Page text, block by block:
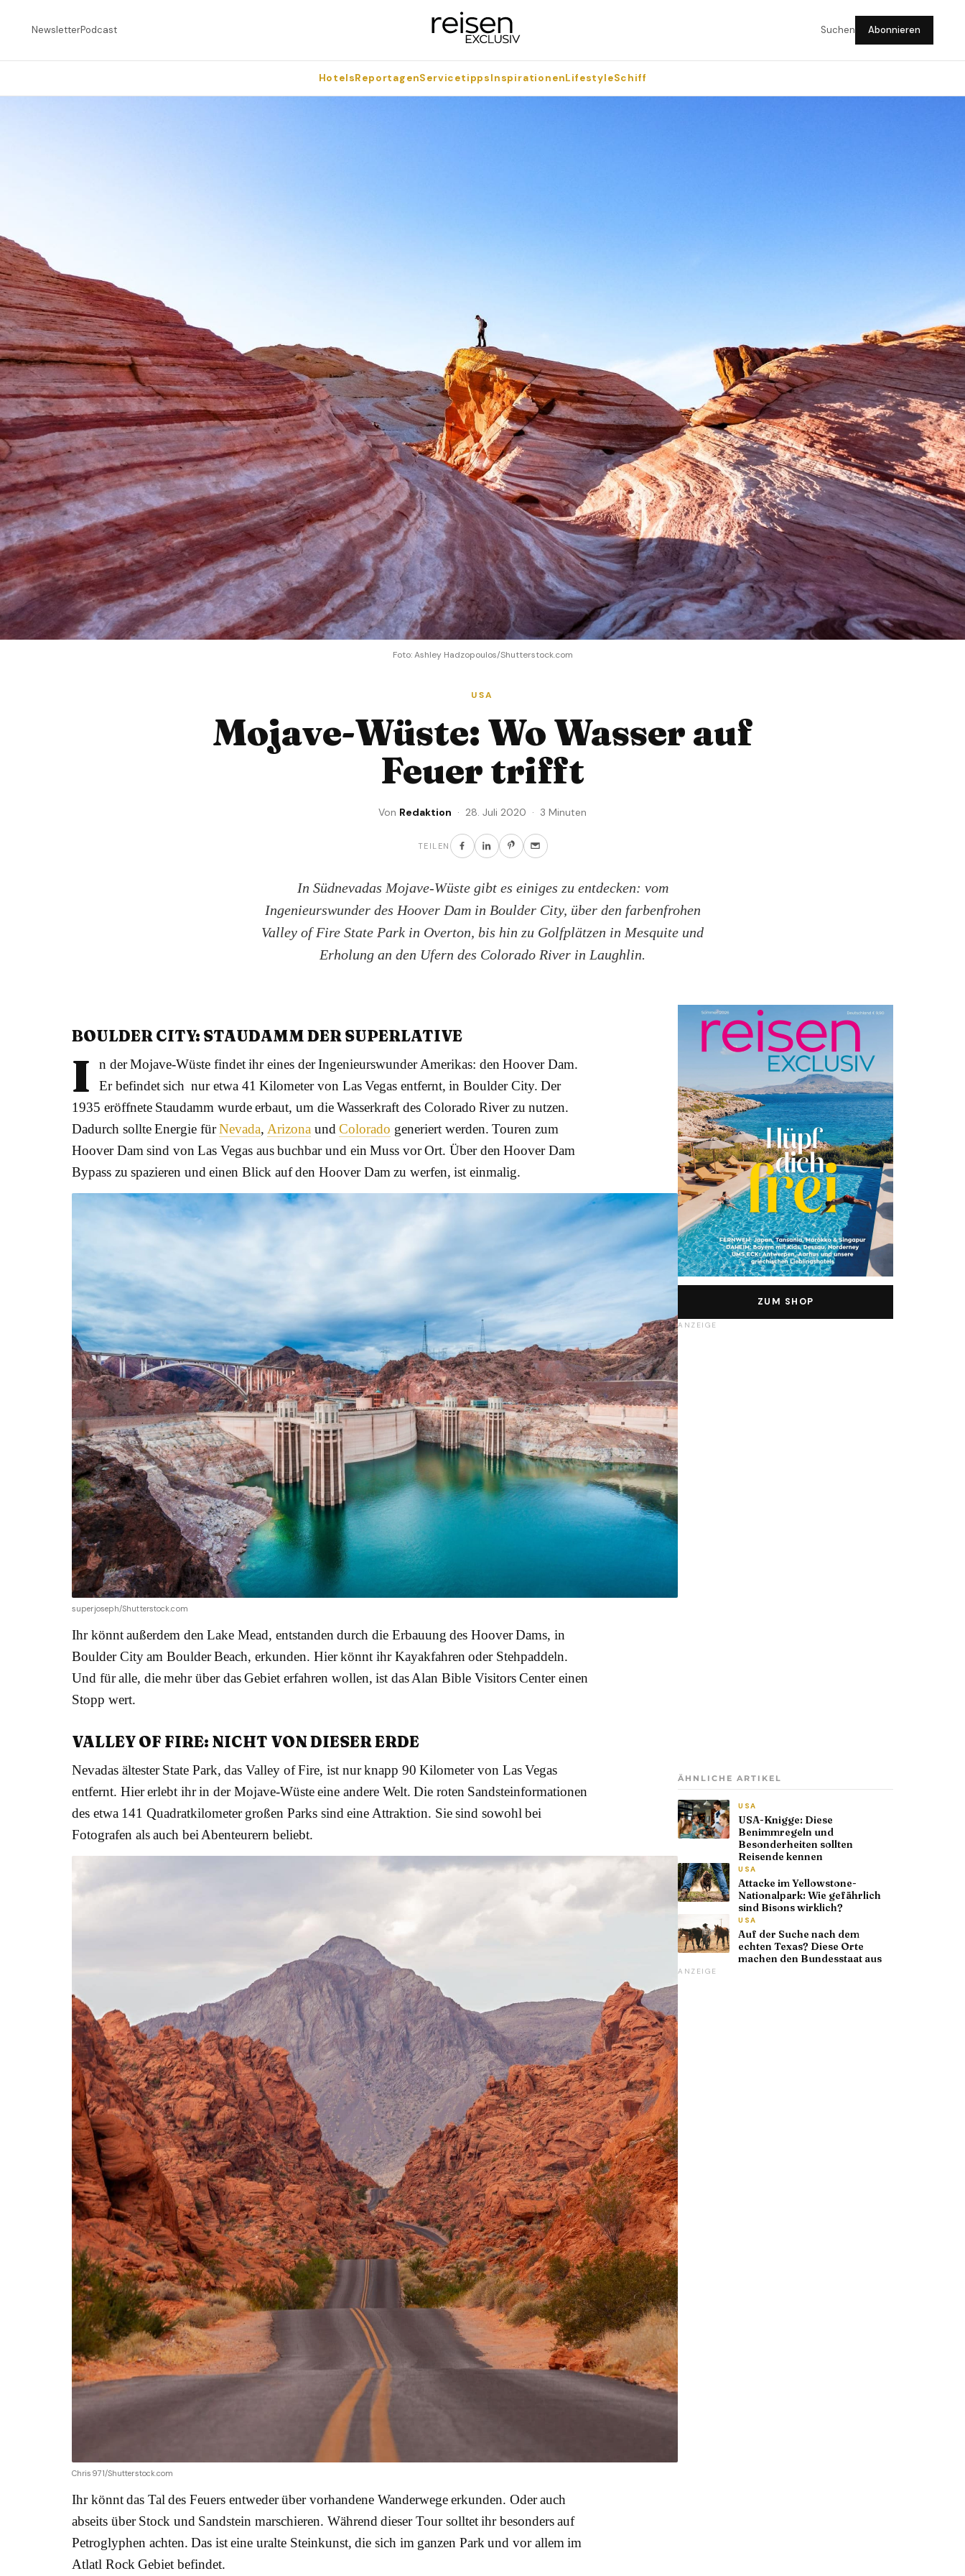
NewsletterPodcast Suchen Abonnieren
HotelsReportagenServicetippsInspirationenLifestyleSchiff
Foto: Ashley Hadzopoulos/Shutterstock.com
USA
Mojave-Wüste: Wo Wasser auf
Feuer trifft
Von Redaktion · 28. Juli 2020 · 3 Minuten
TEILEN
In Südnevadas Mojave-Wüste gibt es einiges zu entdecken: vom
Ingenieurswunder des Hoover Dam in Boulder City, über den farbenfrohen
Valley of Fire State Park in Overton, bis hin zu Golfplätzen in Mesquite und
Erholung an den Ufern des Colorado River in Laughlin.
BOULDER CITY: STAUDAMM DER SUPERLATIVE
I
n der Mojave-Wüste findet ihr eines der Ingenieurswunder Amerikas: den Hoover Dam.
Er befindet sich nur etwa 41 Kilometer von Las Vegas entfernt, in Boulder City. Der
1935 eröffnete Staudamm wurde erbaut, um die Wasserkraft des Colorado River zu nutzen.
Dadurch sollte Energie fürNevada, Arizona undColorado generiert werden. Touren zum
Hoover Dam sind von Las Vegas aus buchbar und ein Muss vor Ort. Über den Hoover Dam
Bypass zu spazieren und einen Blick auf den Hoover Dam zu werfen, ist einmalig.
superjoseph/Shutterstock.com
Ihr könnt außerdem den Lake Mead, entstanden durch die Erbauung des Hoover Dams, in
Boulder City am Boulder Beach, erkunden. Hier könnt ihr Kayakfahren oder Stehpaddeln.
Und für alle, die mehr über das Gebiet erfahren wollen, ist das Alan Bible Visitors Center einen
Stopp wert.
VALLEY OF FIRE: NICHT VON DIESER ERDE
Nevadas ältester State Park, das Valley of Fire, ist nur knapp 90 Kilometer von Las Vegas
entfernt. Hier erlebt ihr in der Mojave-Wüste eine andere Welt. Die roten Sandsteinformationen
des etwa 141 Quadratkilometer großen Parks sind eine Attraktion. Sie sind sowohl bei
Fotografen als auch bei Abenteurern beliebt.
Chris971/Shutterstock.com
Ihr könnt das Tal des Feuers entweder über vorhandene Wanderwege erkunden. Oder auch
abseits über Stock und Sandstein marschieren. Während dieser Tour solltet ihr besonders auf
Petroglyphen achten. Das ist eine uralte Steinkunst, die sich im ganzen Park und vor allem im
Atlatl Rock Gebiet befindet.
ZUM SHOP
ANZEIGE
ÄHNLICHE ARTIKEL
USA
USA-Knigge: Diese
Benimmregeln und
Besonderheiten sollten
Reisende kennen
USA
Attacke im Yellowstone-
Nationalpark: Wie gefährlich
sind Bisons wirklich?
USA
Auf der Suche nach dem
echten Texas? Diese Orte
machen den Bundesstaat aus
ANZEIGE